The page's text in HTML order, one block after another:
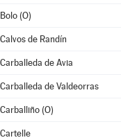
Bolo (O)
Calvos de Randín
Carballeda de Avia
Carballeda de Valdeorras
Carballiño (O)
Cartelle